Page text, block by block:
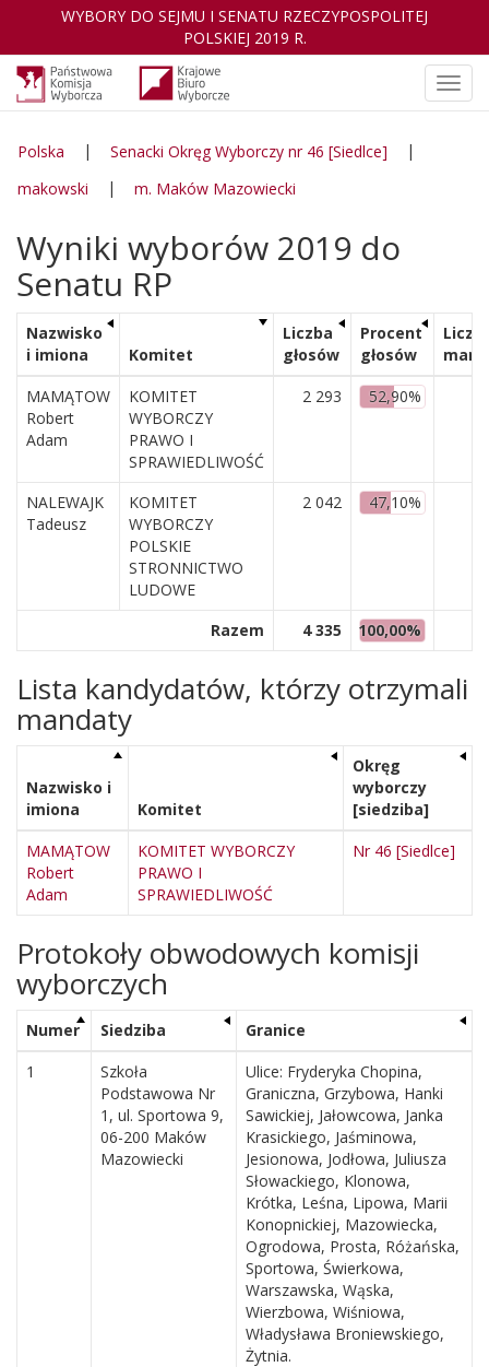
WYBORY DO SEJMU I SENATU RZECZYPOSPOLITEJ
POLSKIEJ 2019 R.
Polska | Senacki Okręg Wyborczy nr 46 [Siedlce]
|
makowski
| m. Maków Mazowiecki
Wyniki wyborów 2019 do
Senatu RP
Nazwisko
i imiona
Komitet
Liczba
głosów
Procent
głosów
MAMĄTOW
Robert
Adam
KOMITET
WYBORCZY
PRAWO I
SPRAWIEDLIWOŚĆ
2 293 52,90%
NALEWAJK
Tadeusz
KOMITET
WYBORCZY
POLSKIE
STRONNICTWO
LUDOWE
2 042 47,10%
Razem 4 335 100,00%
Lista kandydatów, którzy otrzymali
mandaty
Nazwisko i
imiona
Komitet
Okręg
wyborczy
[siedziba]
MAMĄTOW
Robert
Adam
KOMITET WYBORCZY
PRAWO I
SPRAWIEDLIWOŚĆ
Nr 46 [Siedlce]
Protokoły obwodowych komisji
wyborczych
Numer Siedziba
Granice
1
Szkoła
Podstawowa Nr
1, ul. Sportowa 9,
06-200 Maków
Mazowiecki
Ulice: Fryderyka Chopina,
Graniczna, Grzybowa, Hanki
Sawickiej, Jałowcowa, Janka
Krasickiego, Jaśminowa,
Jesionowa, Jodłowa, Juliusza
Słowackiego, Klonowa,
Krótka, Leśna, Lipowa, Marii
Konopnickiej, Mazowiecka,
Ogrodowa, Prosta, Różańska,
Sportowa, Świerkowa,
Warszawska, Wąska,
Wierzbowa, Wiśniowa,
Władysława Broniewskiego,
Żytnia.